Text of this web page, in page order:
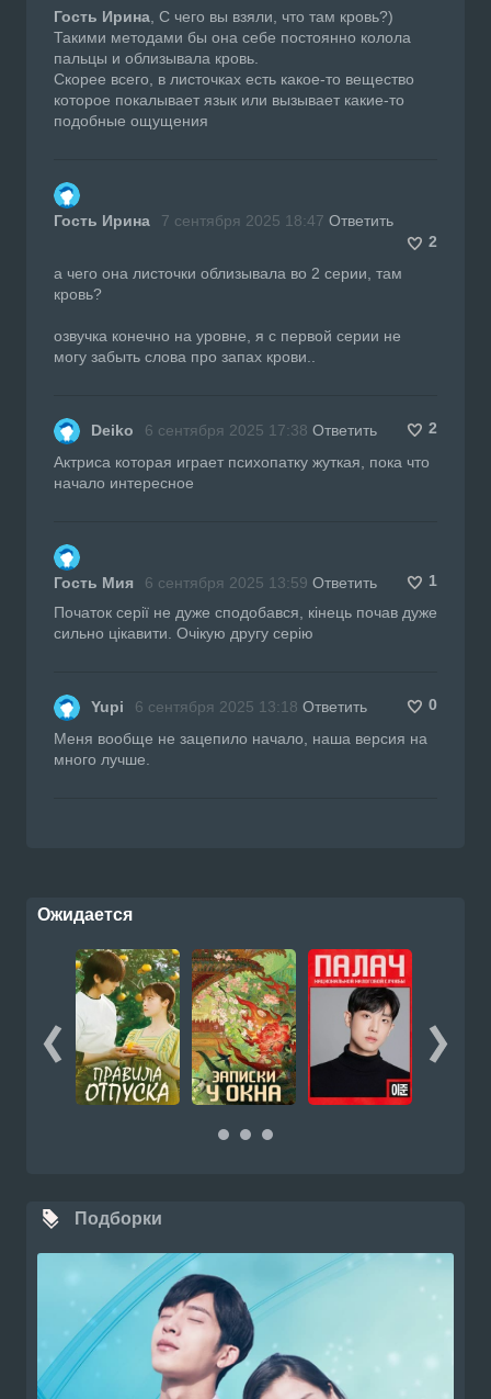
Гость Ирина , С чего вы взяли, что там кровь?)
Такими методами бы она себе постоянно колола
пальцы и облизывала кровь.
Скорее всего, в листочках есть какое-то вещество
которое покалывает язык или вызывает какие-то
подобные ощущения
Гость Ирина 7 сентября 2025 18:47 Ответить
2
а чего она листочки облизывала во 2 серии, там
кровь?
озвучка конечно на уровне, я с первой серии не
могу забыть слова про запах крови..
Deiko 6 сентября 2025 17:38 Ответить
2
Актриса которая играет психопатку жуткая, пока что
начало интересное
Гость Мия 6 сентября 2025 13:59 Ответить
1
Початок серії не дуже сподобався, кінець почав дуже
сильно цікавити. Очікую другу серію
Yupi 6 сентября 2025 13:18 Ответить
0
Меня вообще не зацепило начало, наша версия на
много лучше.
Ожидается
Подборки